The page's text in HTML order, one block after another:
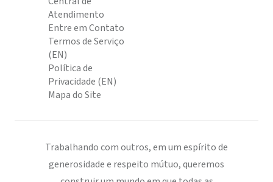
Atendimento
Entre em Contato
Termos de Serviço
(EN)
Política de
Privacidade (EN)
Mapa do Site
Trabalhando com outros, em um espírito de
generosidade e respeito mútuo, queremos